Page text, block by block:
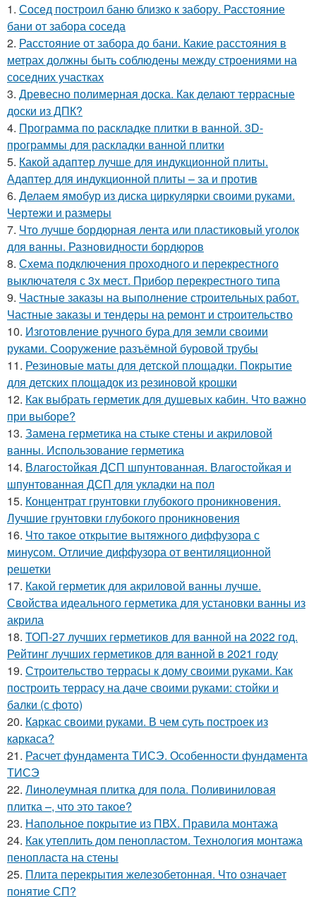
1. Сосед построил баню близко к забору. Расстояние
бани от забора соседа
2. Расстояние от забора до бани. Какие расстояния в
метрах должны быть соблюдены между строениями на
соседних участках
3. Древесно полимерная доска. Как делают террасные
доски из ДПК?
4. Программа по раскладке плитки в ванной. 3D-
программы для раскладки ванной плитки
5. Какой адаптер лучше для индукционной плиты.
Адаптер для индукционной плиты – за и против
6. Делаем ямобур из диска циркулярки своими руками.
Чертежи и размеры
7. Что лучше бордюрная лента или пластиковый уголок
для ванны. Разновидности бордюров
8. Схема подключения проходного и перекрестного
выключателя с 3х мест. Прибор перекрестного типа
9. Частные заказы на выполнение строительных работ.
Частные заказы и тендеры на ремонт и строительство
10. Изготовление ручного бура для земли своими
руками. Сооружение разъёмной буровой трубы
11. Резиновые маты для детской площадки. Покрытие
для детских площадок из резиновой крошки
12. Как выбрать герметик для душевых кабин. Что важно
при выборе?
13. Замена герметика на стыке стены и акриловой
ванны. Использование герметика
14. Влагостойкая ДСП шпунтованная. Влагостойкая и
шпунтованная ДСП для укладки на пол
15. Концентрат грунтовки глубокого проникновения.
Лучшие грунтовки глубокого проникновения
16. Что такое открытие вытяжного диффузора с
минусом. Отличие диффузора от вентиляционной
решетки
17. Какой герметик для акриловой ванны лучше.
Свойства идеального герметика для установки ванны из
акрила
18. ТОП-27 лучших герметиков для ванной на 2022 год.
Рейтинг лучших герметиков для ванной в 2021 году
19. Строительство террасы к дому своими руками. Как
построить террасу на даче своими руками: стойки и
балки (с фото)
20. Каркас своими руками. В чем суть построек из
каркаса?
21. Расчет фундамента ТИСЭ. Особенности фундамента
ТИСЭ
22. Линолеумная плитка для пола. Поливиниловая
плитка –, что это такое?
23. Напольное покрытие из ПВХ. Правила монтажа
24. Как утеплить дом пенопластом. Технология монтажа
пенопласта на стены
25. Плита перекрытия железобетонная. Что означает
понятие СП?